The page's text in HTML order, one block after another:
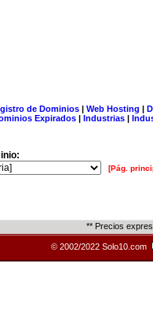
de Dominios| Web Hosting |
Expirados | Industrias |
[Pág.
** Precios
© 2002/2022 Solo10.com